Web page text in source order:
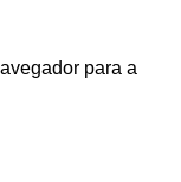
para a